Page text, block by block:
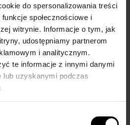
do spersonalizowania treści
społecznościowe i
witrynie. Informacje o tym, jak
udostępniamy partnerom
i analitycznym.
te informacje z innymi danymi
lub uzyskanymi podczas
What to wear
fishnet tights with
and how to style
them? Our guide
outfits. Once associated...